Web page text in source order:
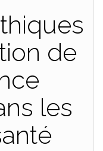
de
les